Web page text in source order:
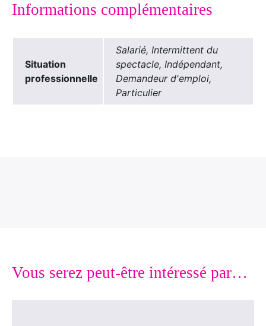
Informations complémentaires
Situation
professionnelle
Salarié, Intermittent du
spectacle, Indépendant,
Demandeur d'emploi,
Particulier
Vous serez peut-être intéressé par…